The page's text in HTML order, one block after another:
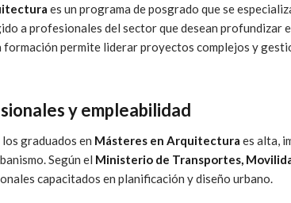
es un programa de posgrado que se
a profesionales del sector que desean profundizar
permite liderar proyectos complejos y
y empleabilidad
graduados en Másteres en Arquitectura es alta,
Según el Ministerio de Transportes,
capacitados en planificación y diseño urbano.